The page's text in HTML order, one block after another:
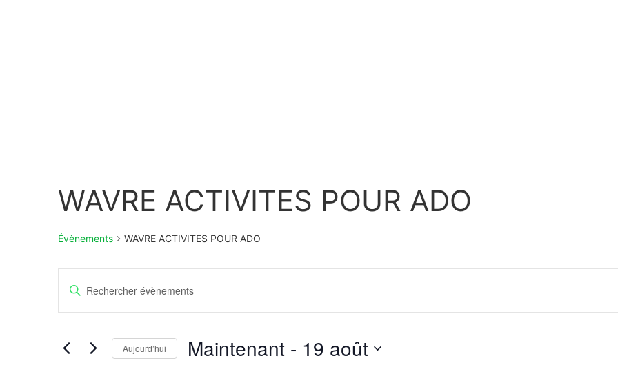
WAVRE ACTIVITES POUR ADO
Évènements WAVRE ACTIVITES POUR ADO
Recherche
et
navigation
Saisir
mot-
Rechercher
mot-
Aujourd’hui Maintenant - 19 août